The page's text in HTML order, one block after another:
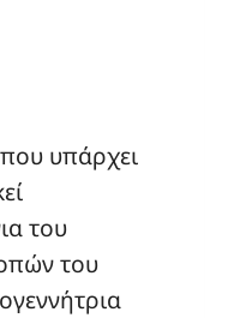
υπάρχει
του
του